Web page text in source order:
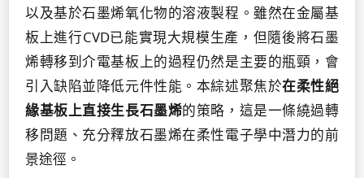
以及基於石墨烯氧化物的溶液製程。雖然在金屬基
板上進行CVD已能實現大規模生產，但隨後將石墨
烯轉移到介電基板上的過程仍然是主要的瓶頸，會
引入缺陷並降低元件性能。本綜述聚焦於在柔性絕
緣基板上直接生長石墨烯的策略，這是一條繞過轉
移問題、充分釋放石墨烯在柔性電子學中潛力的前
景途徑。